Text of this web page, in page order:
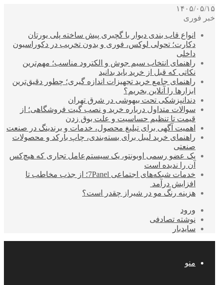
۱۴۰۵/۰۵/۱۵
خبر فوری
انواع قاب بندی دیوار با گچبری پیش ساخته پلی یورتان
دکارت؛ تحولی لوکس، فوری و بدون تخریب در دکوراسیون
داخلی
راهنمای انتخاب سیم جوش و الکترود مناسب؛ مهم‌ترین
نکاتی که قبل از خرید باید بدانید
راهنمای جامع خرید تجهیزات اندازه گیری؛ چطور دقیق‌ترین
ابزارها را آنلاین بخریم؟
دندانپزشکی تحت بیهوشی در شرق تهران
سوالات متداول درباره خرید و نصب گیت فروشگاهی؛ از
قیمت تا تنظیم حساسیت و علت بوق زدن
اهمیت آگهی برای تبلیغ محصول، خدمات و برندینگ در صنعت
راهنمای خرید لیبل برای بسته‌بندی، چاپ بارکد و محصولات
صنعتی
یک عضو رسمی اوبونتو، یک سیستم‌عامل تجاری که هیچ‌کس
آن را ندیده است
خدمات شبکه‌های اجتماعی 7Panel؛ از جذب مخاطب تا
افزایش درآمد
هزینه رنگ مو در شیراز چقدر است؟
ورود
نوشته تصادفی
سایدبار
منو